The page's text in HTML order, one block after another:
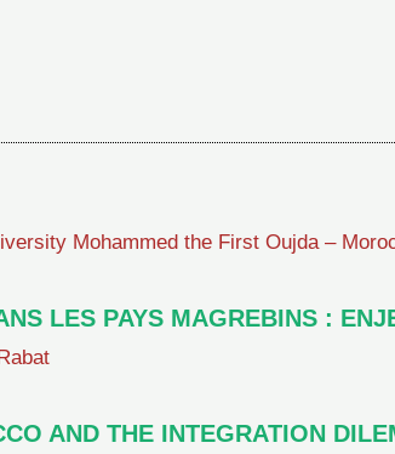
Mohammed the First Oujda –
LES PAYS MAGREBINS :
AND THE INTEGRATION